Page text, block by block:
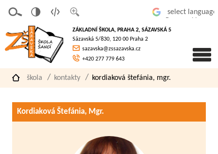
písmo
á
verze
pro
slaboz
raké
ZÁKLADNÍ ŠKOLA, PRAHA 2, SÁZAVSKÁ 5
Sázavská 5/830, 120 00 Praha 2
sazavska@zssazavska.cz
+420 277 779 643
škola kontakty kordiaková štefánia, mgr.
Kordiaková Štefánia, Mgr.